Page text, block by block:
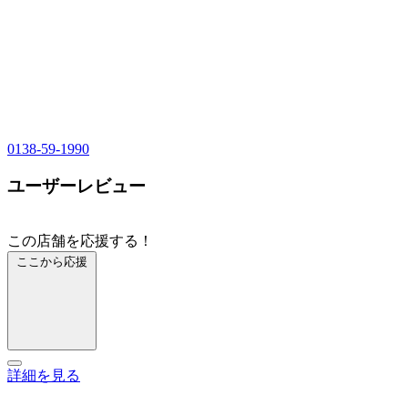
0138-59-1990
ユーザーレビュー
この店舗を応援する！
ここから応援
詳細を見る